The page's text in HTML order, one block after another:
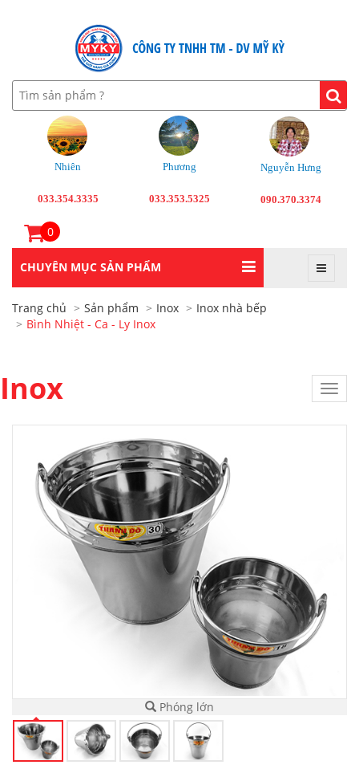
Nhiên
033.354.3335
Phương
033.353.5325
Nguyễn Hưng
090.370.3374
0
CHUYÊN MỤC SẢN PHẨM
Trang chủ Sản phẩm Inox
Inox nhà bếp
Bình Nhiệt - Ca - Ly Inox
Inox
Phóng lớn